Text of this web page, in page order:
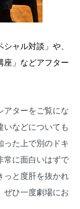
ャル対談」や、
座」などアフター
アターをご覧にな
いなどについても
った上で別のドキ
常に面白いはずで
っと度肝を抜かれ
ぜひ一度劇場にお